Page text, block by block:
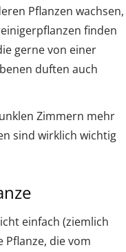
Pflanzen wachsen,
finden
gerne von einer
duften auch
Zimmern mehr
sind wirklich wichtig
einfach (ziemlich
die vom